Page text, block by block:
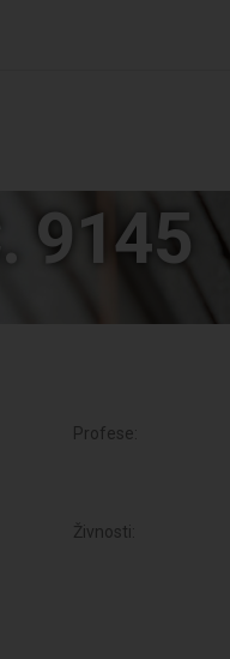
9145
Profese:
Živnosti: